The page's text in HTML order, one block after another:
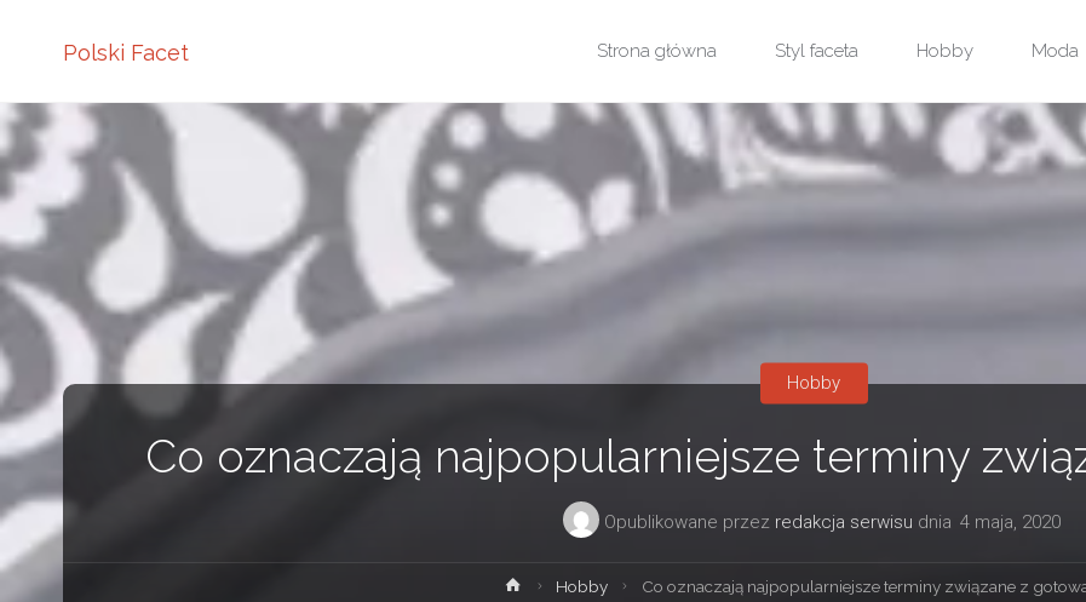
Polski Facet Strona główna Styl faceta Hobby Moda
Co oznaczają najpopularniejsze terminy
Opublikowane przez redakcja serwisu dnia 4 maja, 2020
Hobby
StronaHobby Co oznaczają najpopularniejsze terminy związane z